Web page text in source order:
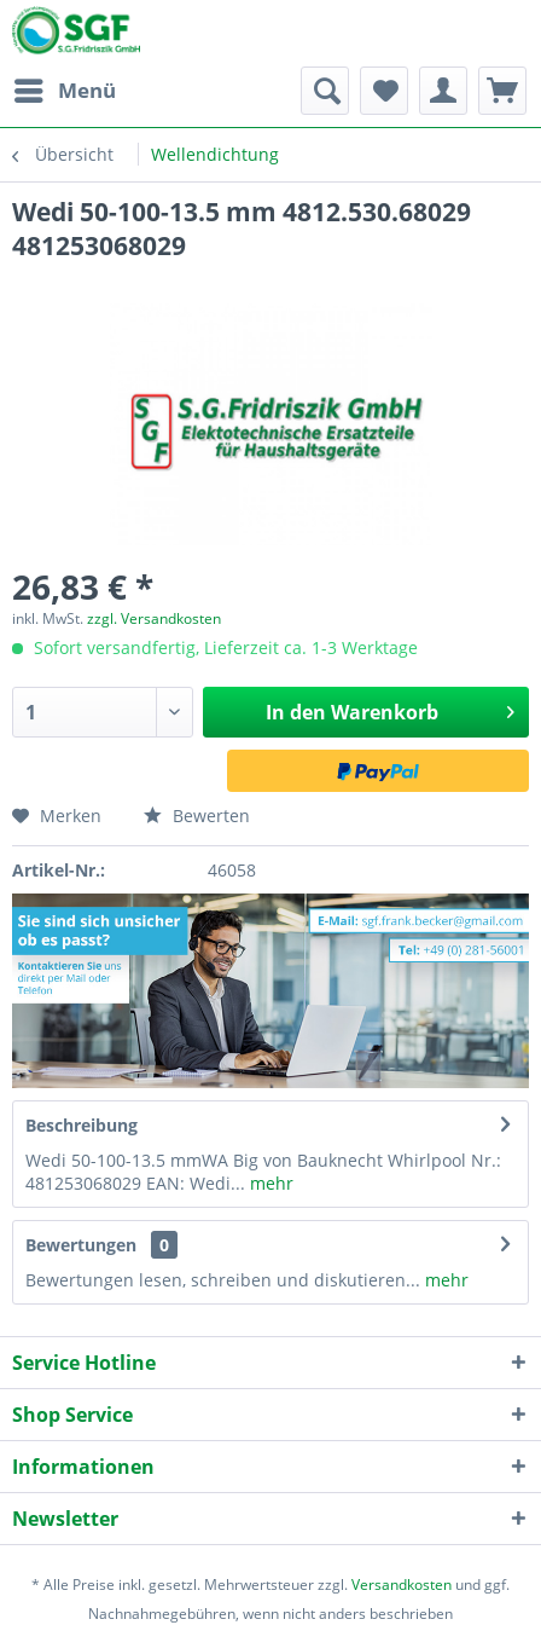
Menü
Übersicht Wellendichtung
Wedi 50-100-13.5 mm 4812.530.68029
481253068029
26,83 € *
inkl. MwSt.zzgl. Versandkosten
Sofort versandfertig, Lieferzeit ca. 1-3 Werktage
In den Warenkorb
Merken Bewerten
Artikel-Nr.: 46058
Beschreibung
Wedi 50-100-13.5 mmWA Big von Bauknecht Whirlpool Nr.:
481253068029 EAN: Wedi... mehr
Bewertungen
0
Bewertungen lesen, schreiben und diskutieren... mehr
Service Hotline
Shop Service
Informationen
Newsletter
* Alle Preise inkl. gesetzl. Mehrwertsteuer zzgl.Versandkosten und ggf.
Nachnahmegebühren, wenn nicht anders beschrieben